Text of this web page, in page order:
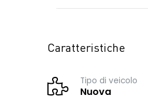
Caratteristiche
Tipo di veicolo
Nuova